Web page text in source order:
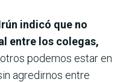
indicó que no
entre los colegas,
podemos estar en
agredirnos entre